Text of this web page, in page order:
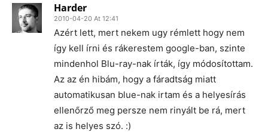
Harder
2010-04-20 At 12:41
Azért lett, mert nekem ugy rémlett hogy nem
így kell írni és rákerestem google-ban, szinte
mindenhol Blu-ray-nak írták, így módosítottam.
Az az én hibám, hogy a fáradtság miatt
automatikusan blue-nak irtam és a helyesírás
ellenőrző meg persze nem rinyált be rá, mert
az is helyes szó. :)